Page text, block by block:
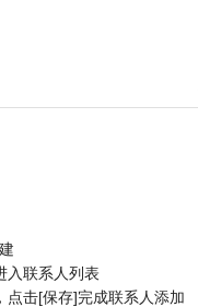
入联系人列表
点击[保存]完成联系人添加